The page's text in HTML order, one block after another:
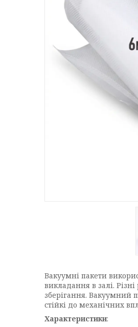
Вакуумні пакети
викладання в залі.
зберігання. Вакуумний
стійкі до механічних
Характеристики: